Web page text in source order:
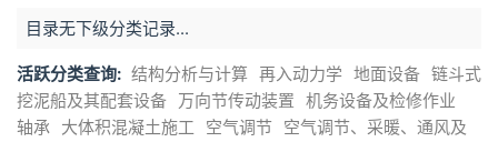
目录无下级分类记录...
活跃分类查询: 结构分析与计算 再入动力学 地面设备 链斗式
挖泥船及其配套设备 万向节传动装置 机务设备及检修作业
轴承 大体积混凝土施工 空气调节 空气调节、采暖、通风及